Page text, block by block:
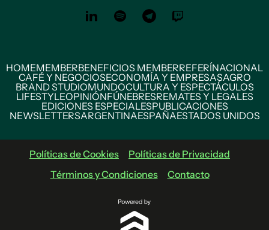
HOMEMEMBERBENEFICIOS MEMBERREFERÍNACIONAL
CAFÉ Y NEGOCIOSECONOMÍA Y EMPRESASAGRO
BRAND STUDIOMUNDOCULTURA Y ESPECTÁCULOS
LIFESTYLEOPINIÓNFÚNEBRESREMATES Y LEGALES
EDICIONES ESPECIALESPUBLICACIONES
NEWSLETTERSARGENTINAESPAÑAESTADOS UNIDOS
Políticas de Cookies
Políticas de Privacidad
Términos y Condiciones
Contacto